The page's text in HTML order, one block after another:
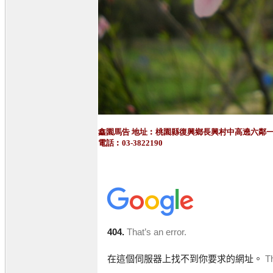
鑫園馬告 地址︰桃園縣復興鄉長興村中高遶六鄰
電話︰03-3822190